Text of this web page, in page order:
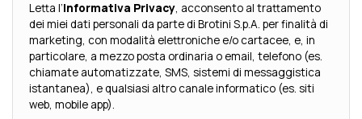
Letta l’Informativa Privacy, acconsento al trattamento
dei miei dati personali da parte di Brotini S.p.A. per finalità di
marketing, con modalità elettroniche e/o cartacee, e, in
particolare, a mezzo posta ordinaria o email, telefono (es.
chiamate automatizzate, SMS, sistemi di messaggistica
istantanea), e qualsiasi altro canale informatico (es. siti
web, mobile app).